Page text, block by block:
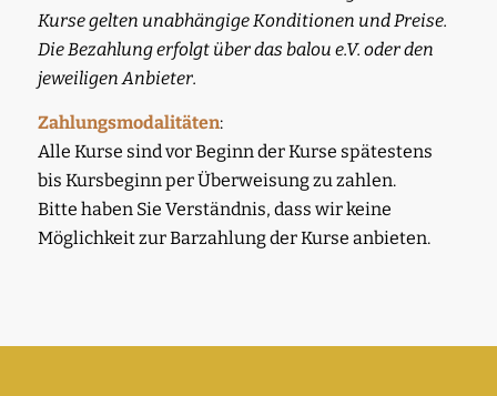
Kurse gelten unabhängige Konditionen und Preise.
Die Bezahlung erfolgt über das balou e.V. oder den
jeweiligen Anbieter.
Zahlungsmodalitäten:
Alle Kurse sind vor Beginn der Kurse spätestens
bis Kursbeginn per Überweisung zu zahlen.
Bitte haben Sie Verständnis, dass wir keine
Möglichkeit zur Barzahlung der Kurse anbieten.